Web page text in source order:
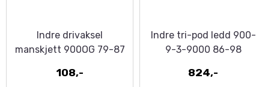
Indre drivaksel
manskjett 900OG 79-87
108,-
Indre tri-pod ledd 900-
9-3-9000 86-98
824,-